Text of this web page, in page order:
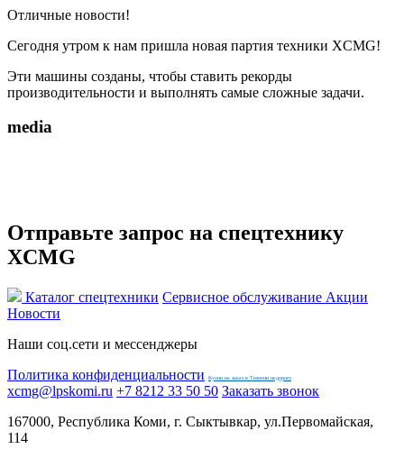
Отличные новости!
Сегодня утром к нам пришла новая партия техники XCMG!
Эти машины созданы, чтобы ставить рекорды
производительности и выполнять самые сложные задачи.
media
Отправьте запрос на спецтехнику
XCMG
Каталог спецтехники Сервисное обслуживание Акции
Новости
Наши соц.сети и мессенджеры
Политика конфиденциальности
Кухни на заказ в Тюмени недорого
xcmg@lpskomi.ru +7 8212 33 50 50 Заказать звонок
167000, Республика Коми, г. Сыктывкар, ул.Первомайская,
114